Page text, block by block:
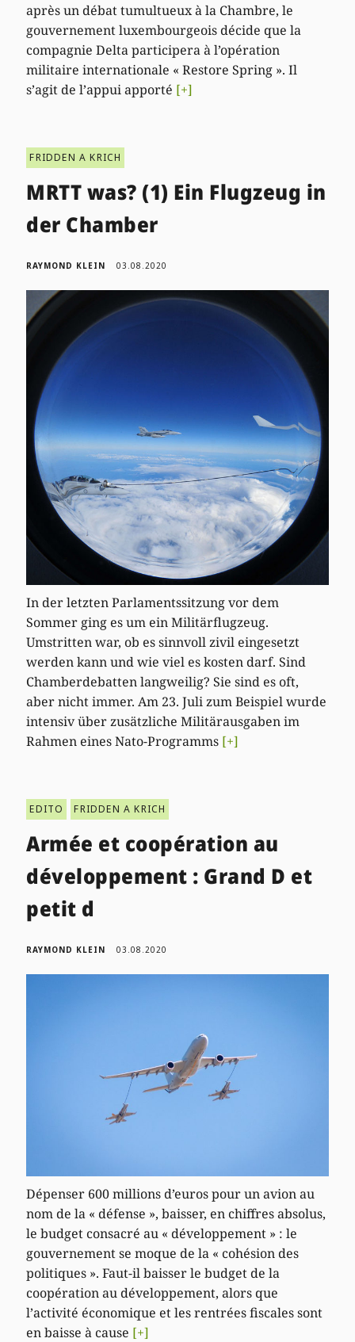
après un débat tumultueux à la Chambre, le
gouvernement luxembourgeois décide que la
compagnie Delta participera à l’opération
militaire internationale « Restore Spring ». Il
s’agit de l’appui apporté [+]
FRIDDEN A KRICH
MRTT was? (1) Ein Flugzeug in
der Chamber
RAYMOND KLEIN 03.08.2020
In der letzten Parlamentssitzung vor dem
Sommer ging es um ein Militärflugzeug.
Umstritten war, ob es sinnvoll zivil eingesetzt
werden kann und wie viel es kosten darf. Sind
Chamberdebatten langweilig? Sie sind es oft,
aber nicht immer. Am 23. Juli zum Beispiel wurde
intensiv über zusätzliche Militärausgaben im
Rahmen eines Nato-Programms [+]
EDITO FRIDDEN A KRICH
Armée et coopération au
développement : Grand D et
petit d
RAYMOND KLEIN 03.08.2020
Dépenser 600 millions d’euros pour un avion au
nom de la « défense », baisser, en chiffres absolus,
le budget consacré au « développement » : le
gouvernement se moque de la « cohésion des
politiques ». Faut-il baisser le budget de la
coopération au développement, alors que
l’activité économique et les rentrées fiscales sont
en baisse à cause [+]